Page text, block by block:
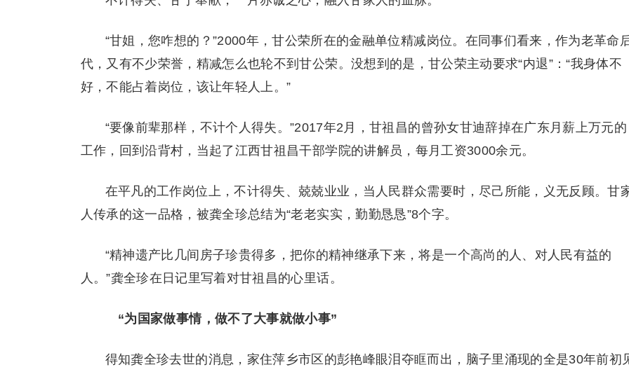
“甘姐，您咋想的？”2000年，甘公荣所在的金融单位精减岗位。在同事们看来，作为老革命
代，又有不少荣誉，精减怎么也轮不到甘公荣。没想到的是，甘公荣主动要求“内退”：“我身体不
好，不能占着岗位，该让年轻人上。”
“要像前辈那样，不计个人得失。”2017年2月，甘祖昌的曾孙女甘迪辞掉在广东月薪上万元的
工作，回到沿背村，当起了江西甘祖昌干部学院的讲解员，每月工资3000余元。
在平凡的工作岗位上，不计得失、兢兢业业，当人民群众需要时，尽己所能，义无反顾。甘
人传承的这一品格，被龚全珍总结为“老老实实，勤勤恳恳”8个字。
“精神遗产比几间房子珍贵得多，把你的精神继承下来，将是一个高尚的人、对人民有益的
人。”龚全珍在日记里写着对甘祖昌的心里话。
“为国家做事情，做不了大事就做小事”
得知龚全珍去世的消息，家住萍乡市区的彭艳峰眼泪夺眶而出，脑子里涌现的全是30年前初